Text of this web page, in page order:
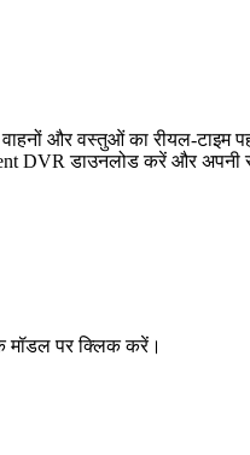
और वस्तुओं का रीयल-
DVR डाउनलोड करें और अपनी
मॉडल पर क्लिक करें।